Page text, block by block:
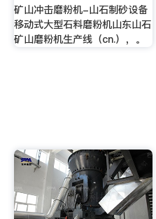
矿山冲击磨粉机-山石制砂设备
移动式大型石料磨粉机山东山石
矿山磨粉机生产线（cn.），。